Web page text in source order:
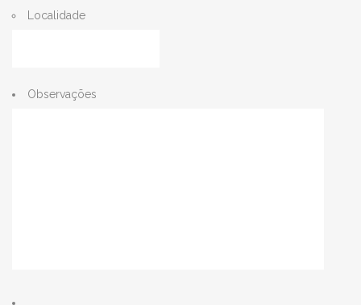
Localidade
Observações